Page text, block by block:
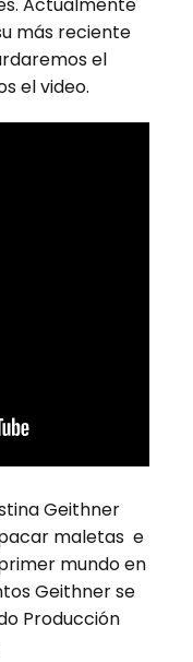
más reciente
el
el video.
Geithner
maletas e
mundo en
Geithner se
Producción